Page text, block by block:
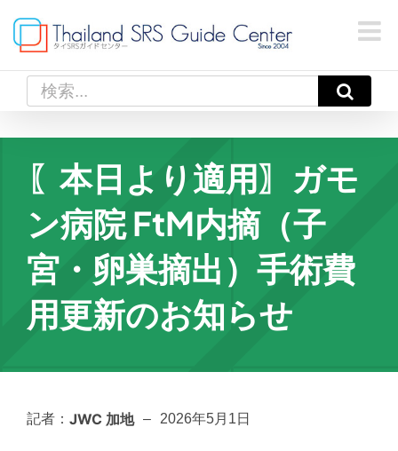
content
索
〖本日より適用〗ガモ
ン病院 FtM内摘（子
宮・卵巣摘出）手術費
用更新のお知らせ
記者： JWC 加地 – 2026年5月1日